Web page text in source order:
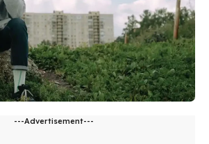
---Advertisement---